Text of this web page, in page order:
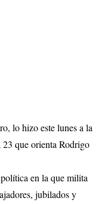
lo hizo este lunes a la
que orienta Rodrigo
en la que milita
jubilados y